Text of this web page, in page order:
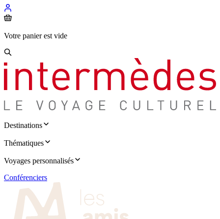
Votre panier est vide
Destinations
Thématiques
Voyages personnalisés
Conférenciers